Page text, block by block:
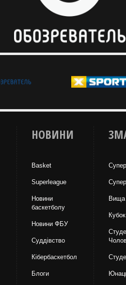
НОВИНИ
Basket
Superleague
Новини
баскетболу
Новини ФБУ
Суддівство
Кібербаскетбол
Блоги
Вища